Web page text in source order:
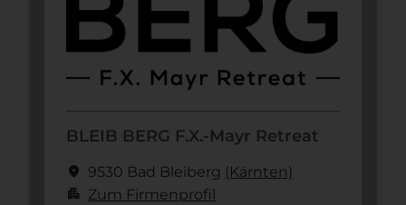
BLEIB BERG F.X.-Mayr Retreat
location_on 9530 Bad Bleiberg (Kärnten)
apartment Zum Firmenprofil